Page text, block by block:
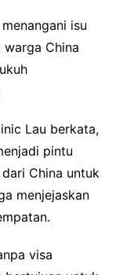
isu
China
Lau berkata,
pintu
China untuk
menjejaskan
visa